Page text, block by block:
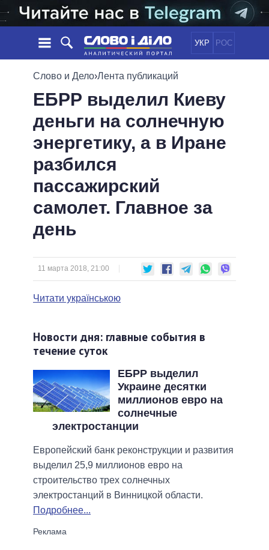
УКР РОС
НОВОСТИ
ЛЕНТА
СОБЫТИЯ
СТАТЬИ
МНЕНИЯ
ОБЗОРЫ
ДАЙДЖЕСТЫ
ПОЛИТИКА
ЭКОНОМИКА
ОБЩЕСТВО
ОБЕЩАНИЯ
ПОЛИТИКИ
ВСЕ ПОЛИТИКИ
ПРЕЗИДЕНТ И ОФИС
ВЕРХОВНАЯ РАДА
КАБИНЕТ МИНИСТРОВ
ГЛАВЫ ОБЛАДМИНИСТРАЦИЙ
ВСЕ ПЕРСОНЫ
ИНФОГРАФИКА
ВИДЕО
ПОДДЕРЖАТЬ
Слово и Дело›Лента публикаций
ЕБРР выделил Киеву
деньги на солнечную
энергетику, а в Иране
разбился
пассажирский
самолет. Главное за
день
11 марта 2018, 21:00
Читати українською
Новости дня: главные события в
течение суток
ЕБРР выделил
Украине десятки
миллионов евро на
солнечные
электростанции
Европейский банк реконструкции и развития
выделил 25,9 миллионов евро на
строительство трех солнечных
электростанций в Винницкой области.
Подробнее...